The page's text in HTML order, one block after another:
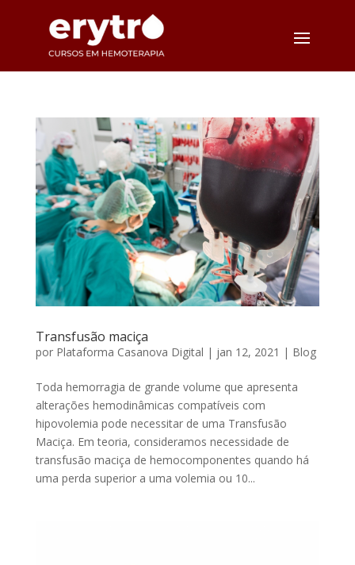
Transfusão maciça
por Plataforma Casanova Digital | jan 12, 2021 | Blog
Toda hemorragia de grande volume que apresenta
alterações hemodinâmicas compatíveis com
hipovolemia pode necessitar de uma Transfusão
Maciça. Em teoria, consideramos necessidade de
transfusão maciça de hemocomponentes quando há
uma perda superior a uma volemia ou 10...